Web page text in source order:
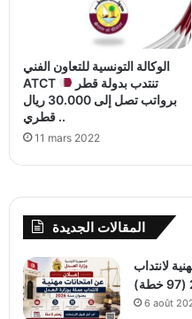
الوكالة التونسية للتعاون الفني
ATCT تنتدب بدولة قطر
برواتب تصل إلى 30.000 ريال
قطري ..
11 mars 2022
المقالات الجديدة
لانتداب
6 août